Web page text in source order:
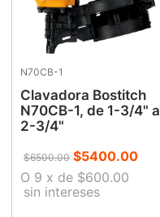
N70CB-1
Clavadora Bostitch
N70CB-1, de 1-3/4" a
2-3/4"
$6500.00 $5400.00
O 9 x de $600.00
sin intereses